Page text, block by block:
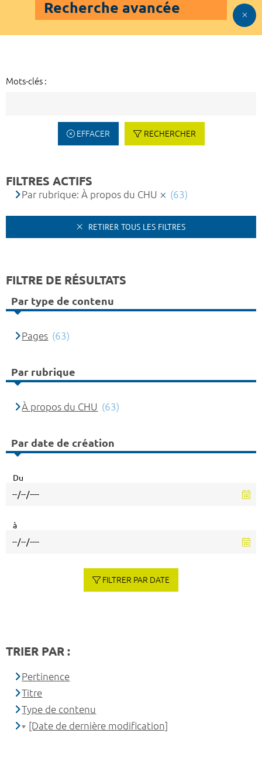
Recherche avancée
Mots-clés :
EFFACER RECHERCHER
FILTRES ACTIFS
Par rubrique: À propos du CHU (63)
RETIRER TOUS LES FILTRES
FILTRE DE RÉSULTATS
Par type de contenu
Pages (63)
Par rubrique
À propos du CHU (63)
Par date de création
Du
à
FILTRER PAR DATE
TRIER PAR :
Pertinence
Titre
Type de contenu
[Date de dernière modification]